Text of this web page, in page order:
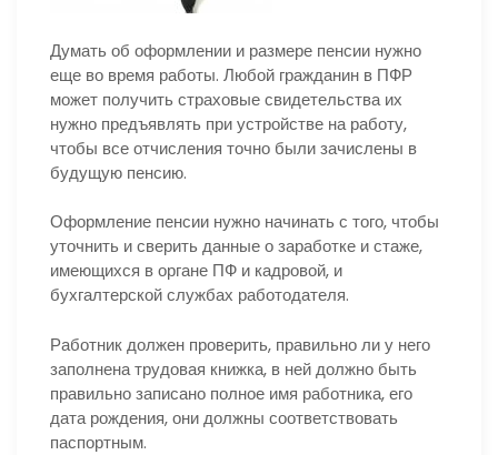
Думать об оформлении и размере пенсии нужно
еще во время работы. Любой гражданин в ПФР
может получить страховые свидетельства их
нужно предъявлять при устройстве на работу,
чтобы все отчисления точно были зачислены в
будущую пенсию.
Оформление пенсии нужно начинать с того, чтобы
уточнить и сверить данные о заработке и стаже,
имеющихся в органе ПФ и кадровой, и
бухгалтерской службах работодателя.
Работник должен проверить, правильно ли у него
заполнена трудовая книжка, в ней должно быть
правильно записано полное имя работника, его
дата рождения, они должны соответствовать
паспортным.